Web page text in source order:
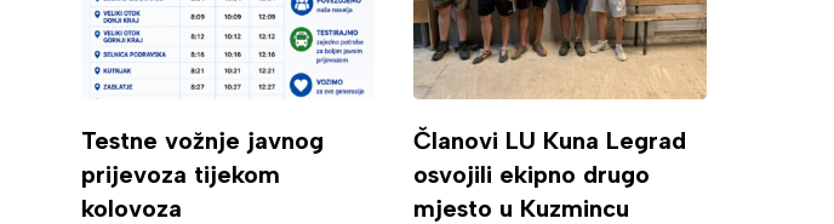
Testne vožnje javnog
prijevoza tijekom
kolovoza
Članovi LU Kuna Legrad
osvojili ekipno drugo
mjesto u Kuzmincu